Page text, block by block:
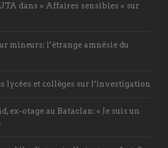
dans « Affaires sensibles » sur
mineurs: l’étrange amnésie du
lycées et collèges sur l’investigation
ex-otage au Bataclan: « Je suis un